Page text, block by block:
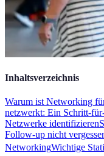
Inhaltsverzeichnis
Warum ist Networking
netzwerkt: Ein Schritt-
Netzwerke identifizieren
Follow-up nicht
NetworkingWichtige